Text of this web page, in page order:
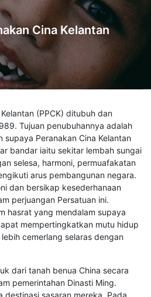
Cina Kelantan
(PPCK) ditubuh dan
Tujuan penubuhannya adalah
supaya Peranakan Cina Kelantan
bandar iaitu sekitar lembah sungai
selesa, harmoni, permuafakatan
arus pembangunan negara.
dan bersikap kesederhanaan
perjuangan Persatuan ini.
hasrat yang mendalam supaya
mempertingkatkan mutu hidup
cemerlang selaras dengan
dari tanah benua China secara
pemerintahan Dinasti Ming.
destinasi sasaran mereka. Pada